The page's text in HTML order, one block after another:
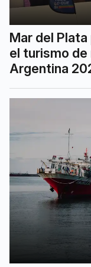
Mar del
el turismo de
Argentina